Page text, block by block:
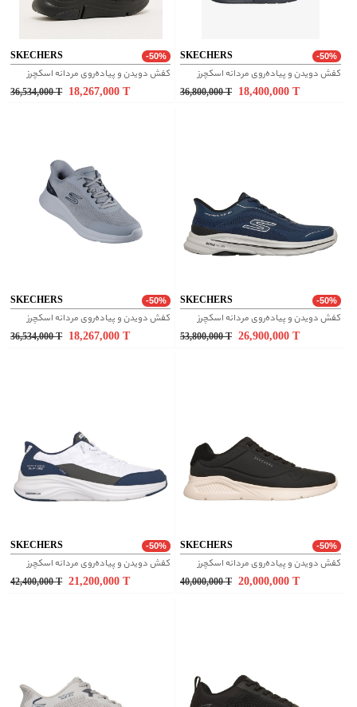
SKECHERS -50%
کفش دویدن و پیاده‌روی مردانه اسکچرز
36,534,000 T 18,267,000
SKECHERS -50%
کفش دویدن و پیاده‌روی مردانه اسکچرز
36,800,000 T 18,400,000
SKECHERS -50%
کفش دویدن و پیاده‌روی مردانه اسکچرز
36,534,000 T 18,267,000
SKECHERS -50%
کفش دویدن و پیاده‌روی مردانه اسکچرز
53,800,000 T 26,900,000
SKECHERS -50%
کفش دویدن و پیاده‌روی مردانه اسکچرز
42,400,000 T 21,200,000
SKECHERS -50%
کفش دویدن و پیاده‌روی مردانه اسکچرز
40,000,000 T 20,000,000